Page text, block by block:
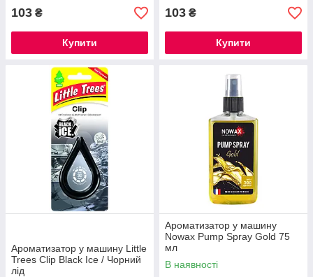
103 ₴
Купити
103 ₴
Купити
Ароматизатор у машину Little
Trees Clip Black Ice / Чорний
лід
Ароматизатор у машину
Nowax Pump Spray Gold 75
мл
В наявності